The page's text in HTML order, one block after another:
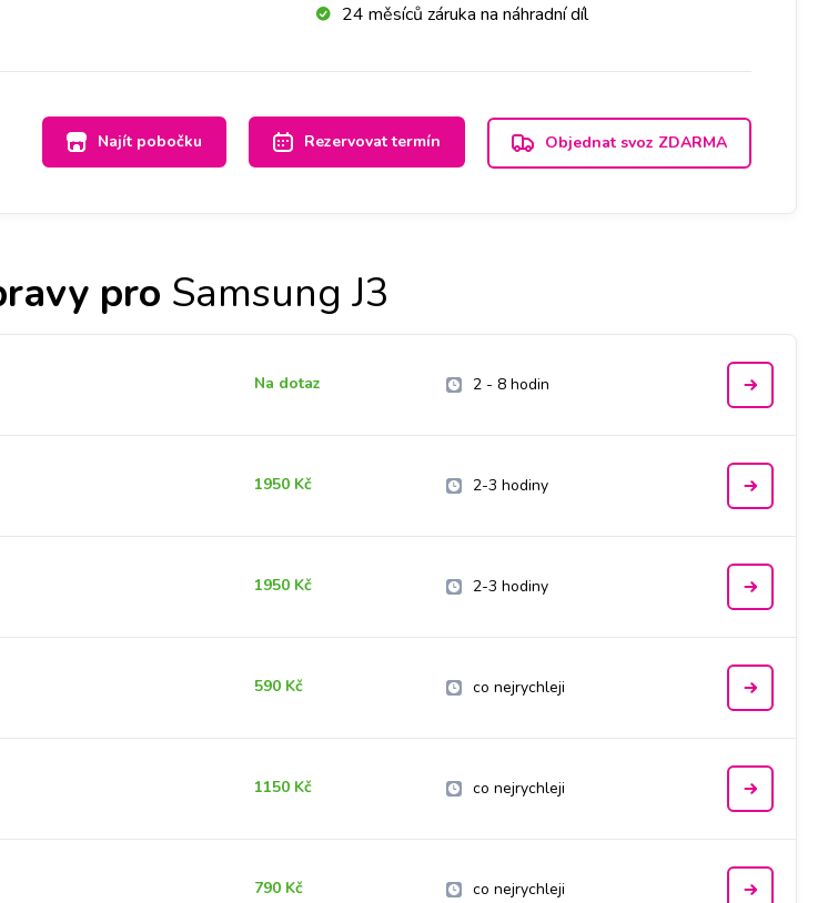
24 měsíců záruka na náhradní díl
Najít pobočku Rezervovat termín Objednat svoz ZDARMA
pro Samsung J3
Na dotaz 2 - 8 hodin
1950 Kč 2-3 hodiny
1950 Kč 2-3 hodiny
590 Kč co nejrychleji
1150 Kč co nejrychleji
790 Kč co nejrychleji